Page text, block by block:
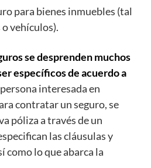
para bienes inmuebles (tal
vehículos).
se desprenden muchos
específicos de acuerdo a
interesada en
contratar un seguro, se
póliza a través de un
las cláusulas y
como lo que abarca la